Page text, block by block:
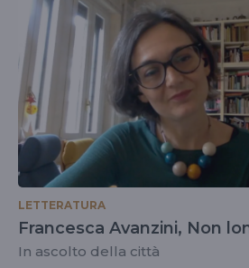
LETTERATURA
Francesca Avanzini, Non
In ascolto della città